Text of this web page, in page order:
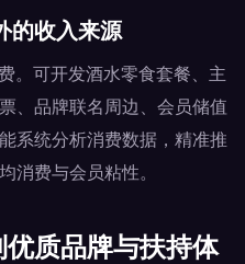
的收入来源
。可开发酒水零食套餐、主
、品牌联名周边、会员储值
系统分析消费数据，精准推
消费与会员粘性。
质品牌与扶持体